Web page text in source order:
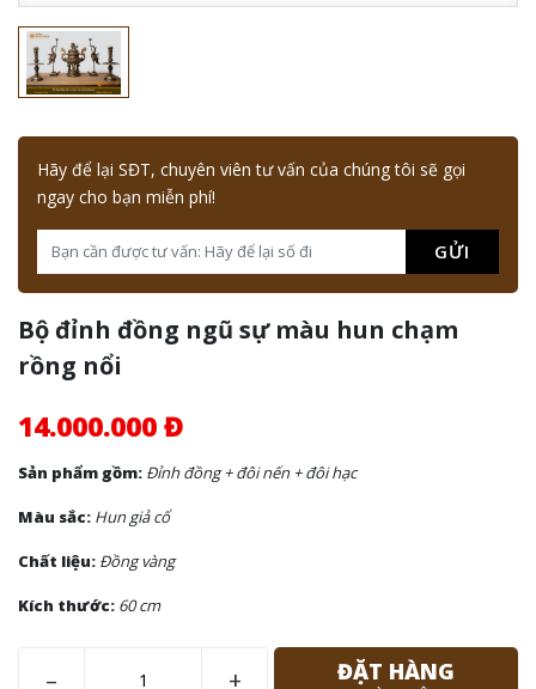
Hãy để lại SĐT, chuyên viên tư vấn của chúng tôi sẽ gọi
ngay cho bạn miễn phí!
GỬI
Bộ đỉnh đồng ngũ sự màu hun chạm
rồng nổi
14.000.000 Đ
Sản phẩm gồm: Đỉnh đồng + đôi nến + đôi hạc
Màu sắc: Hun giả cổ
Chất liệu: Đồng vàng
Kích thước: 60 cm
– + ĐẶT HÀNG